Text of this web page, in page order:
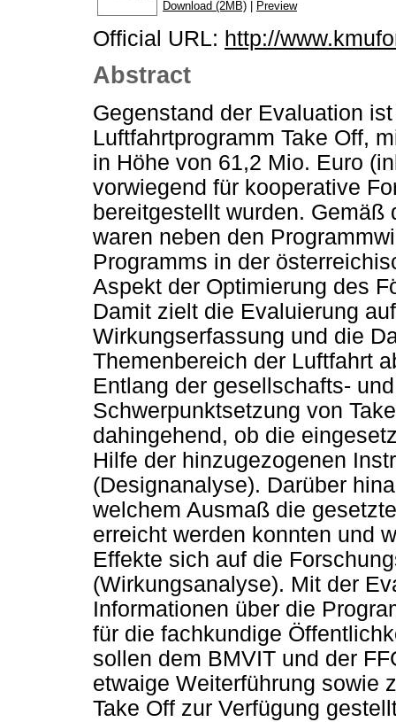
Download (2MB) | Preview
Official URL: http://
Abstract
Gegenstand der Evaluation
Luftfahrtprogramm Take Off,
in Höhe von 61,2 Mio. Euro
vorwiegend für kooperative
bereitgestellt wurden. Gemäß
waren neben den
Programms in der
Aspekt der Optimierung des
Damit zielt die Evaluierung
Wirkungserfassung und die
Themenbereich der Luftfahrt
Entlang der gesellschafts-
Schwerpunktsetzung von
dahingehend, ob die
Hilfe der hinzugezogenen
(Designanalyse). Darüber
welchem Ausmaß die
erreicht werden konnten und
Effekte sich auf die
(Wirkungsanalyse). Mit der
Informationen über die
für die fachkundige
sollen dem BMVIT und der
etwaige Weiterführung sowie
Take Off zur Verfügung